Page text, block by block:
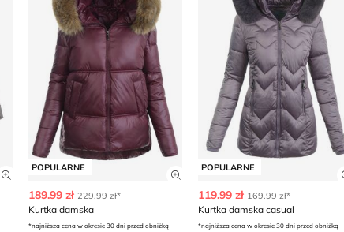
Zobacz szczegóły produktu
POPULARNE
Zobacz szczegóły produktu
189.99 zł 229.99 zł*
Kurtka damska
*najniższa cena w okresie 30 dni przed obniżką
POPULARNE
119.99 zł 169.99 zł*
Kurtka damska casual
*najniższa cena w okresie 30 dni przed obniżką